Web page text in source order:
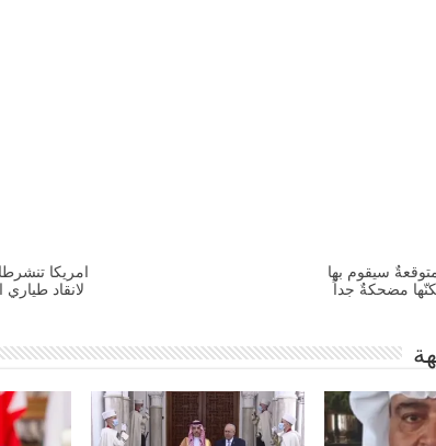
سيقوم بها
مضحكةٌ جداً
امريكا
لانقاد